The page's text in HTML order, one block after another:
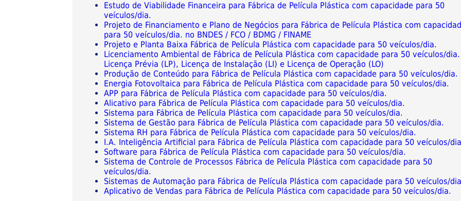
Estudo de Viabilidade Financeira para Fábrica de Película Plástica com capacidade para 50
veículos/dia.
Projeto de Financiamento e Plano de Negócios para Fábrica de Película Plástica com
para 50 veículos/dia. no BNDES / FCO / BDMG / FINAME
Projeto e Planta Baixa Fábrica de Película Plástica com capacidade para 50 veículos/dia.
Licenciamento Ambiental de Fábrica de Película Plástica com capacidade para 50 veículos/
Licença Prévia (LP), Licença de Instalação (LI) e Licença de Operação (LO)
Produção de Conteúdo para Fábrica de Película Plástica com capacidade para 50 veículos/dia.
Energia Fotovoltaica para Fábrica de Película Plástica com capacidade para 50 veículos/dia.
APP para Fábrica de Película Plástica com capacidade para 50 veículos/dia.
Alicativo para Fábrica de Película Plástica com capacidade para 50 veículos/dia.
Sistema para Fábrica de Película Plástica com capacidade para 50 veículos/dia.
Sistema de Gestão para Fábrica de Película Plástica com capacidade para 50 veículos/dia.
Sistema RH para Fábrica de Película Plástica com capacidade para 50 veículos/dia.
I.A. Inteligência Artificial para Fábrica de Película Plástica com capacidade para 50 veículos/
Software para Fábrica de Película Plástica com capacidade para 50 veículos/dia.
Sistema de Controle de Processos Fábrica de Película Plástica com capacidade para 50
veículos/dia.
Sistemas de Automação para Fábrica de Película Plástica com capacidade para 50 veículos/
Aplicativo de Vendas para Fábrica de Película Plástica com capacidade para 50 veículos/dia.